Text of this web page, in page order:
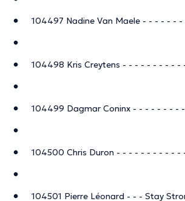
104497 Nadine Van Maele - - - - - -
104498 Kris Creytens - - - - - - - - - -
104499 Dagmar Coninx - - - - - - - -
104500 Chris Duron - - - - - - - - - - -
104501 Pierre Léonard - - - Stay